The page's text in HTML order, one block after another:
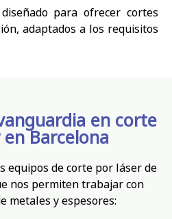
para ofrecer cortes
adaptados a los requisitos
en corte
Barcelona
equipos de corte por láser de
nos permiten trabajar con
metales y espesores: